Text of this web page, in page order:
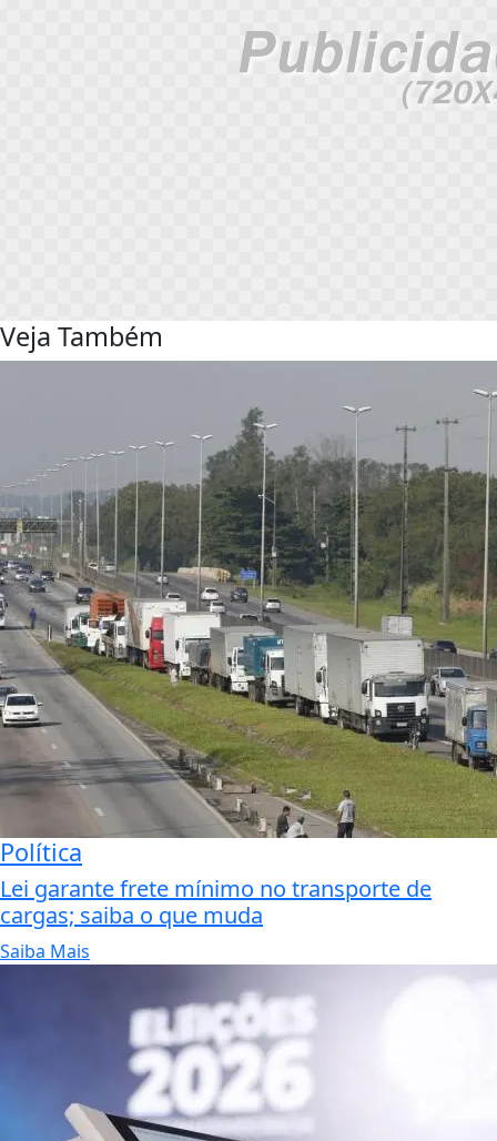
Veja Também
Política
Lei garante frete mínimo no transporte de
cargas; saiba o que muda
Saiba Mais